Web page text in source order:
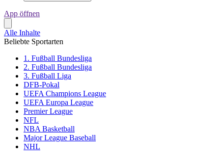
App öffnen
Alle Inhalte
Beliebte Sportarten
1. Fußball Bundesliga
2. Fußball Bundesliga
3. Fußball Liga
DFB-Pokal
UEFA Champions League
UEFA Europa League
Premier League
NFL
NBA Basketball
Major League Baseball
NHL